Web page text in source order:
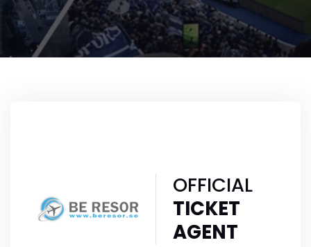
OFFICIAL
TICKET
AGENT